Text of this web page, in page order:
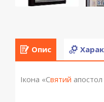
Опис
Ікона «Святий